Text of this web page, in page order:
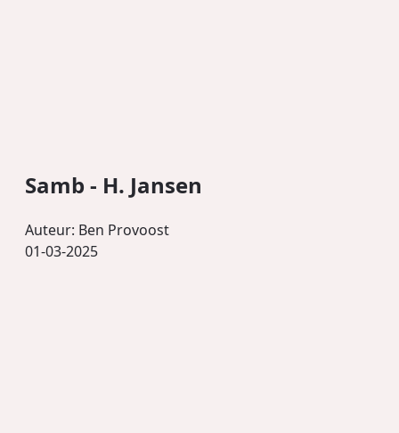
Samb - H. Jansen
Auteur: Ben Provoost
01-03-2025